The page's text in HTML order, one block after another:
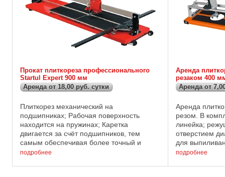
Прокат плиткореза профессионального
Startul Expert 900 мм
Аренда от 18,00 руб. сутки
Плиткорез механический на
подшипниках; Рабочая поверхность
находится на пружинах; Каретка
двигается за счёт подшипников, тем
самым обеспечивая более точный и
плавный рез плитки; максимальная длина
подробнее
Аренда
резаком 400
Аренда от
Аренда
резом. В
линейка;
отверстием
для
80-ти мм.
подробнее